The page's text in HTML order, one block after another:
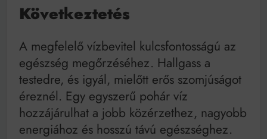
Következtetés
A megfelelő vízbevitel kulcsfontosságú az
egészség megőrzéséhez. Hallgass a
testedre, és igyál, mielőtt erős szomjúságot
éreznél. Egy egyszerű pohár víz
hozzájárulhat a jobb közérzethez, nagyobb
energiához és hosszú távú egészséghez.